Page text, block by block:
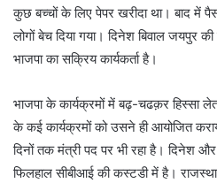
कुछ बच्चों के लिए पेपर खरीदा था। बाद में
लोगों बेच दिया गया। दिनेश बिवाल जयपुर
भाजपा का सक्रिय कार्यकर्ता है।
भाजपा के कार्यक्रमों में बढ़-चढक़र हिस्सा
के कई कार्यक्रमों को उसने ही आयोजित
दिनों तक मंत्री पद पर भी रहा है। दिनेश और
फिलहाल सीबीआई की कस्टडी में है।